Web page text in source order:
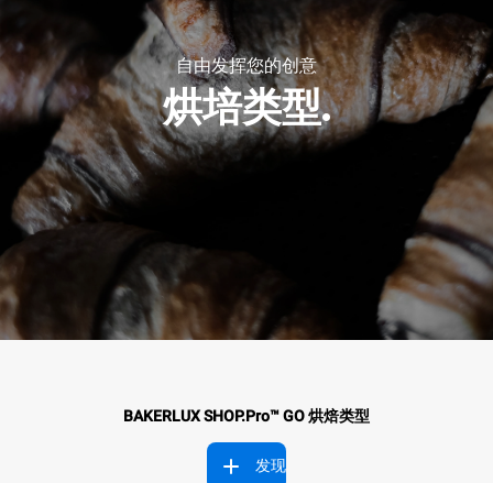
自由发挥您的创意
烘培类型.
BAKERLUX SHOP.Pro™ GO烘焙类型
发现